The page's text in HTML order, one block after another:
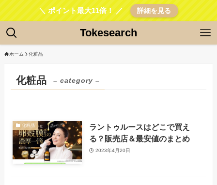
＼ ポイント最大11倍！ ／ 詳細を見る
Tokesearch
ホーム 化粧品
化粧品 – category –
化粧品
ラントゥルースはどこで買え
る？販売店＆最安値のまとめ
2023年4月20日